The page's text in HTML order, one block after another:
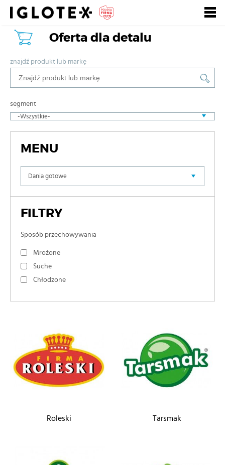
Polski English
Zaloguj się
się opłaca!
dla Gastronomii +
dla Partnerów Biznesowych
Oferta dla detalu
znajdź produkt lub markę
segment
MENU
FILTRY
Sposób przechowywania
Mrożone
Suche
Chłodzone
Roleski Tarsmak